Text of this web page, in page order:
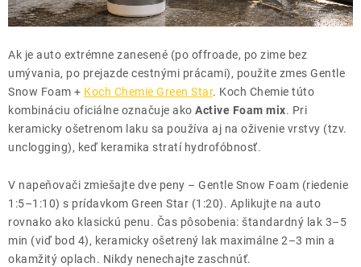
Ak je auto extrémne zanesené (po offroade, po zime bez
umývania, po prejazde cestnými prácami), použite zmes Gentle
Snow Foam + Koch Chemie Green Star. Koch Chemie túto
kombináciu oficiálne označuje ako Active Foam mix. Pri
keramicky ošetrenom laku sa používa aj na oživenie vrstvy (tzv.
unclogging), keď keramika stratí hydrofóbnosť.
V napeňovači zmiešajte dve peny – Gentle Snow Foam (riedenie
1:5–1:10) s prídavkom Green Star (1:20). Aplikujte na auto
rovnako ako klasickú penu. Čas pôsobenia: štandardný lak 3–5
min (viď bod 4), keramicky ošetrený lak maximálne 2–3 min a
okamžitý oplach. Nikdy nenechajte zaschnúť.